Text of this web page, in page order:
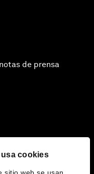
usa cookies
de prensa